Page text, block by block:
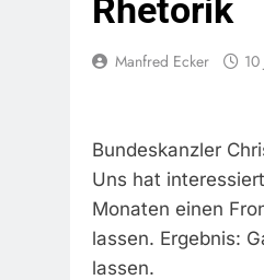
Rhetorik
Manfred Ecker 10
Bundeskanzler
Uns hat
Monaten einen
lassen. Ergebnis:
lassen.